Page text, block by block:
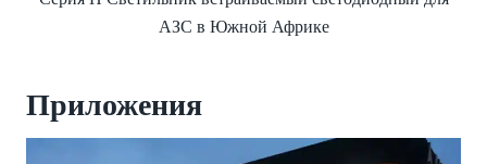
АЗС в Южной Африке
Приложения